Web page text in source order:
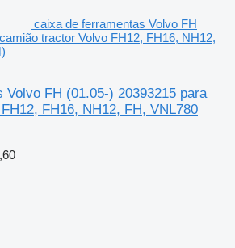
caixa de ferramentas Volvo FH
tractor Volvo FH12, FH16, NH12,
Volvo FH (01.05-) 20393215 para
FH16, NH12, FH, VNL780